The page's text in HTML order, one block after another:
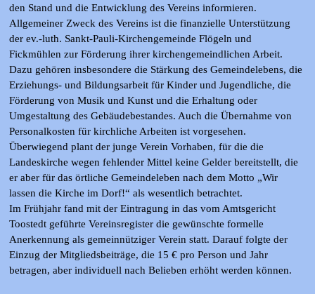
den Stand und die Entwicklung des Vereins informieren.
Allgemeiner Zweck des Vereins ist die finanzielle Unterstützung
der ev.-luth. Sankt-Pauli-Kirchengemeinde Flögeln und
Fickmühlen zur Förderung ihrer kirchengemeindlichen Arbeit.
Dazu gehören insbesondere die Stärkung des Gemeindelebens, die
Erziehungs- und Bildungsarbeit für Kinder und Jugendliche, die
Förderung von Musik und Kunst und die Erhaltung oder
Umgestaltung des Gebäudebestandes. Auch die Übernahme von
Personalkosten für kirchliche Arbeiten ist vorgesehen.
Überwiegend plant der junge Verein Vorhaben, für die die
Landeskirche wegen fehlender Mittel keine Gelder bereitstellt, die
er aber für das örtliche Gemeindeleben nach dem Motto „Wir
lassen die Kirche im Dorf!“ als wesentlich betrachtet.
Im Frühjahr fand mit der Eintragung in das vom Amtsgericht
Toostedt geführte Vereinsregister die gewünschte formelle
Anerkennung als gemeinnütziger Verein statt. Darauf folgte der
Einzug der Mitgliedsbeiträge, die 15 € pro Person und Jahr
betragen, aber individuell nach Belieben erhöht werden können.